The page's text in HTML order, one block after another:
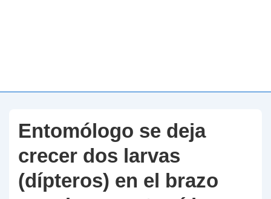
Entomólogo se deja
crecer dos larvas
(dípteros) en el brazo